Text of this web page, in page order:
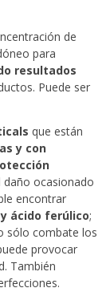
de
para
resultados
Puede ser
que están
y con
daño ocasionado
encontrar
ácido ferúlico;
sólo combate los
provocar
También